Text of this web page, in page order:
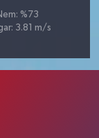
%73
3.81 m/s